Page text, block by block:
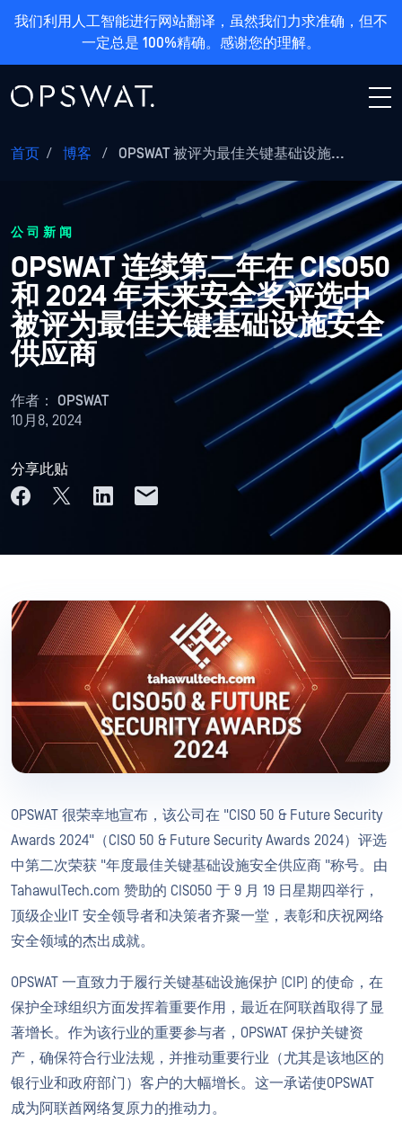
我们利用人工智能进行网站翻译，虽然我们力求准确，但不
一定总是 100%精确。感谢您的理解。
首页 / 博客 / OPSWAT 被评为最佳关键基础设施...
公司新闻
OPSWAT 连续第二年在 CISO50
和 2024 年未来安全奖评选中
被评为最佳关键基础设施安全
供应商
作者： OPSWAT
10月8, 2024
分享此贴
OPSWAT 很荣幸地宣布，该公司在 "CISO 50 & Future Security
Awards 2024"（CISO 50 & Future Security Awards 2024）评选
中第二次荣获 "年度最佳关键基础设施安全供应商 "称号。由
TahawulTech.com 赞助的 CISO50 于 9 月 19 日星期四举行，
顶级企业IT 安全领导者和决策者齐聚一堂，表彰和庆祝网络
安全领域的杰出成就。
OPSWAT 一直致力于履行关键基础设施保护 (CIP) 的使命，在
保护全球组织方面发挥着重要作用，最近在阿联酋取得了显
著增长。作为该行业的重要参与者，OPSWAT 保护关键资
产，确保符合行业法规，并推动重要行业（尤其是该地区的
银行业和政府部门）客户的大幅增长。这一承诺使OPSWAT
成为阿联酋网络复原力的推动力。